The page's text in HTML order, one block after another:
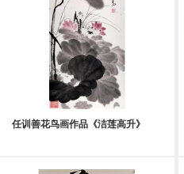
任训善花鸟画作品《洁莲高升》